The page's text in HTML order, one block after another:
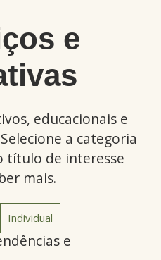
e
educacionais e
a categoria
título de interesse
mais.
Individual
e